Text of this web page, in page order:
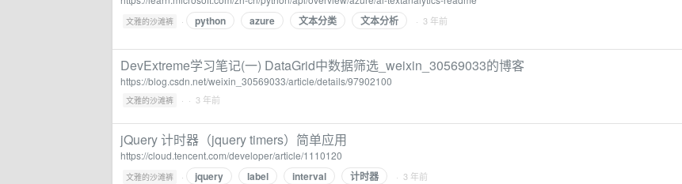
文雅的沙滩裤 · python azure 文本分类 文本分析 · 3 年前
DevExtreme学习笔记(一) DataGrid中数据筛选_weixin_30569033的博客
https://blog.csdn.net/weixin_30569033/article/details/97902100
文雅的沙滩裤 · · 3 年前
jQuery 计时器（jquery timers）简单应用
https://cloud.tencent.com/developer/article/1110120
文雅的沙滩裤 · jquery label interval 计时器 · 3 年前